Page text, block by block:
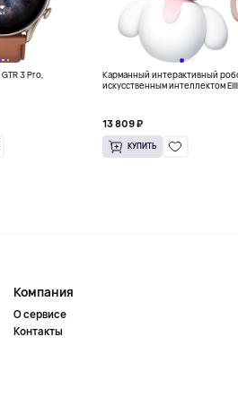
3 Pro,
Карманный интерактивный
искусственным интеллектом
13 809 ₽
КУПИТЬ
Компания
О сервисе
Контакты